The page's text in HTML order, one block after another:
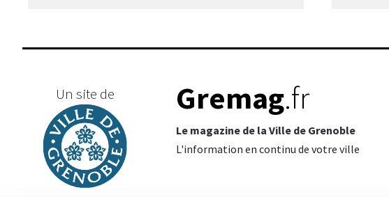
Un site de Gremag.fr
Le magazine de la Ville de Grenoble
L'information en continu de votre ville